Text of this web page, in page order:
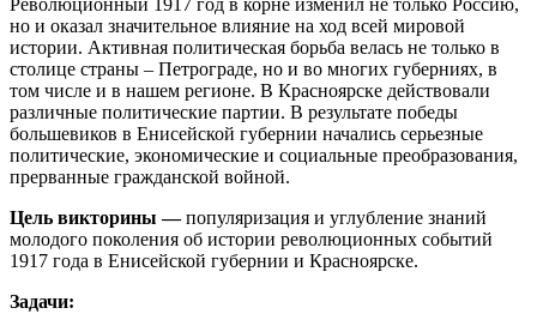
но и оказал значительное влияние на ход всей мировой
истории. Активная политическая борьба велась не только в
столице страны – Петрограде, но и во многих губерниях, в
том числе и в нашем регионе. В Красноярске действовали
различные политические партии. В результате победы
большевиков в Енисейской губернии начались серьезные
политические, экономические и социальные преобразования,
прерванные гражданской войной.
Цель викторины —популяризация и углубление знаний
молодого поколения об истории революционных событий
1917 года в Енисейской губернии и Красноярске.
Задачи: